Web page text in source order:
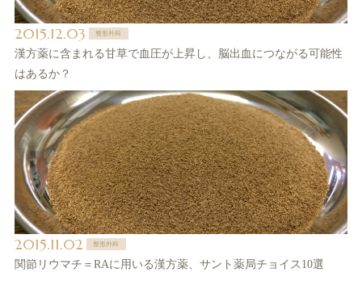
2015.12.03 整形外科
漢方薬に含まれる甘草で血圧が上昇し、脳出血につながる可能性
はあるか？
2015.11.02 整形外科
関節リウマチ＝RAに用いる漢方薬、サント薬局チョイス10選